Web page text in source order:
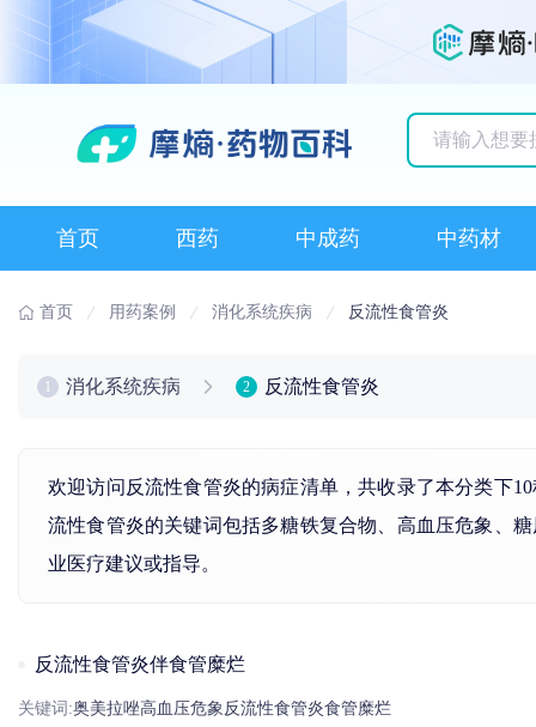
首页 西药 中成药 中药材
首页 用药案例 消化系统疾病 反流性食管炎
消化系统疾病 2 反流性食管炎
欢迎访问反流性食管炎的病症清单，共收录了本分类下
流性食管炎的关键词包括多糖铁复合物 高血压危象、 糖
业医疗建议或指导。
反流性食管炎伴食管糜烂
关键词:奥美拉唑高血压危象反流性食管炎食管糜烂